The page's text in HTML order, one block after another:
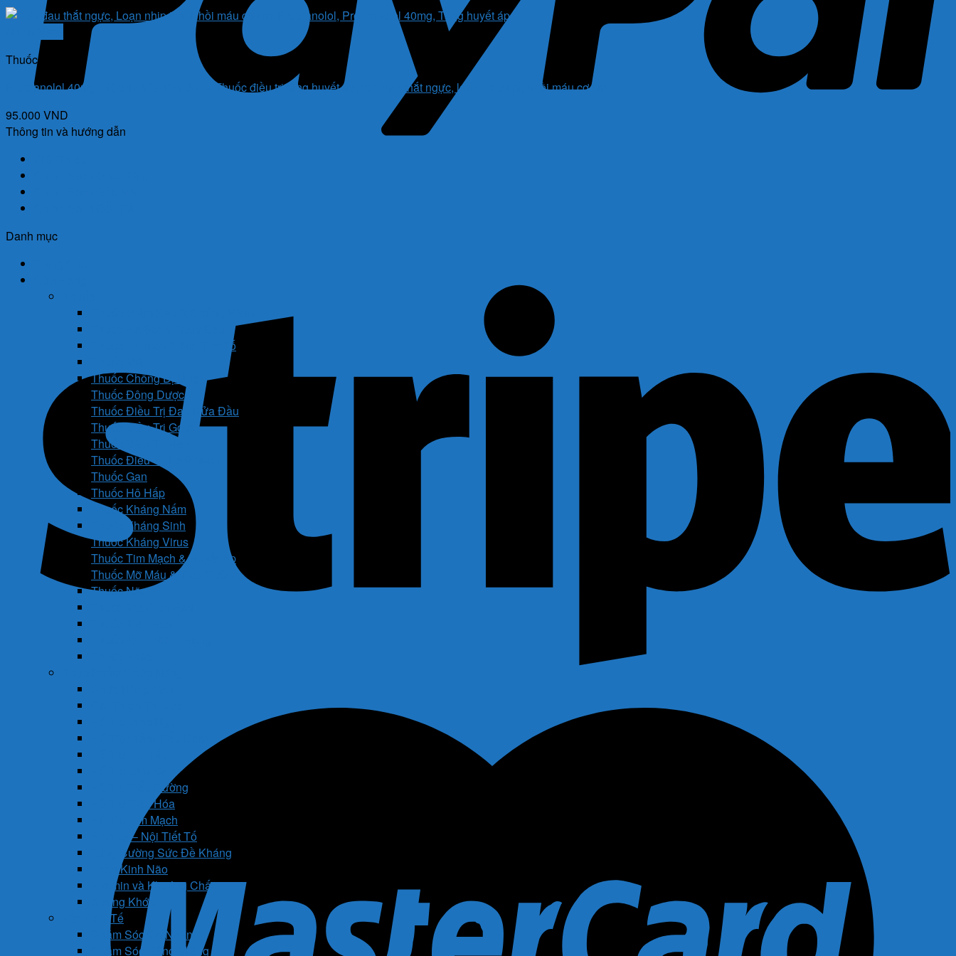
Thuốc
Propranolol 40mg (Hộp 10 vỉ x 10 viên) – Thuốc điều trị tăng huyết áp, cơn đau thắt ngực, loạn nhịp tim, nhồi máu cơ tim
95.000 VND
Thông tin và hướng dẫn
Danh mục
Thuốc Hormon & Nội Tiết Tố
Thuốc Chống Dị Ứng
Thuốc Đông Dược
Thuốc Điều Trị Đau Nửa Đầu
Thuốc Điều Trị Gout
Thuốc Điều Trị Hen
Thuốc Điều Trị Parkinson
Thuốc Gan
Thuốc Hô Hấp
Thuốc Kháng Nấm
Thuốc Kháng Sinh
Thuốc Kháng Virus
Thuốc Tim Mạch & Huyết Áp
Thuốc Mỡ Máu & Tiểu Đường
Thuốc Não
Hỗ Trợ Tiểu Đường
Hỗ Trợ Tiêu Hóa
Hỗ Trợ Tim Mạch
Sinh Lý – Nội Tiết Tố
Tăng Cường Sức Đề Kháng
Thần Kinh Não
Vitamin và Khoáng Chất
Xương Khớp
Vật Tư Y Tế
Chăm Sóc Cá Nhân
Chăm Sóc Răng Miệng